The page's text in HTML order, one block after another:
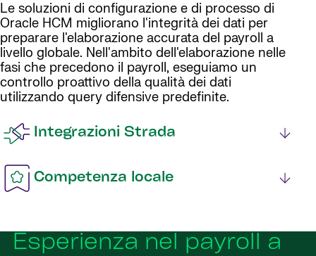
Le soluzioni di configurazione e di processo di
Oracle HCM migliorano l'integrità dei dati per
preparare l'elaborazione accurata del payroll a
livello globale. Nell'ambito dell'elaborazione nelle
fasi che precedono il payroll, eseguiamo un
controllo proattivo della qualità dei dati
utilizzando query difensive predefinite.
Integrazioni Strada
Competenza locale
Esperienza nel payroll a